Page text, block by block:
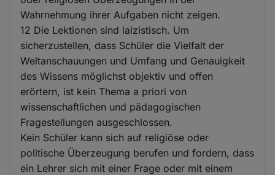
Wahrnehmung ihrer Aufgaben nicht zeigen.
12 Die Lektionen sind laizistisch. Um
sicherzustellen, dass Schüler die Vielfalt der
Weltanschauungen und Umfang und Genauigkeit
des Wissens möglichst objektiv und offen
erörtern, ist kein Thema a priori von
wissenschaftlichen und pädagogischen
Fragestellungen ausgeschlossen.
Kein Schüler kann sich auf religiöse oder
politische Überzeugung berufen und fordern, dass
ein Lehrer sich mit einer Frage oder mit einem